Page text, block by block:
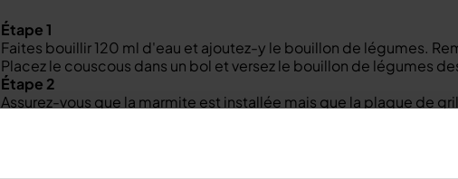
Étape 1
Faites bouillir 120 ml d'eau et ajoutez-y le bouillon de légumes.
Placez le couscous dans un bol et versez le bouillon de légumes
Étape 2
Assurez-vous que la marmite est installée mais que la plaque de
température à 200°C et réglez la minuterie à 15 minutes.
Dans un bol, mélanger le poulet, l'huile, le paprika, la poudre d'ail,